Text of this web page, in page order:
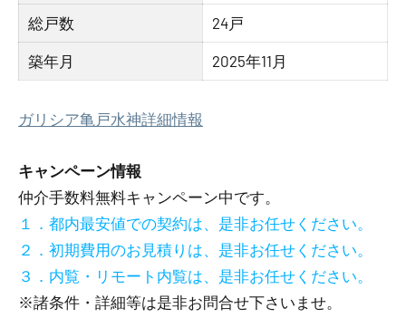
総戸数 24戸
築年月 2025年11月
ガリシア亀戸水神詳細情報
キャンペーン情報
仲介手数料無料キャンペーン中です。
１．都内最安値での契約は、是非お任せください。
２．初期費用のお見積りは、是非お任せください。
３．内覧・リモート内覧は、是非お任せください。
※諸条件・詳細等は是非お問合せ下さいませ。